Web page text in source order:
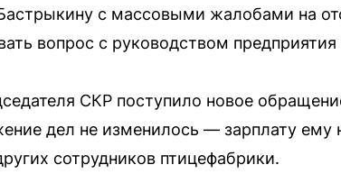
с массовыми жалобами на
вопрос с руководством предприятия
СКР поступило новое
дел не изменилось — зарплату ему
сотрудников птицефабрики.